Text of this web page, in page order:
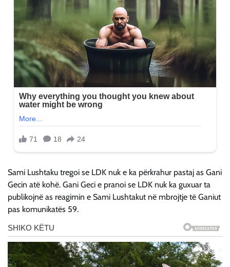
Sami Lushtaku tregoi se LDK nuk e ka përkrahur pastaj as Gani
Gecin atë kohë. Gani Geci e pranoi se LDK nuk ka guxuar ta
publikojnë as reagimin e Sami Lushtakut në mbrojtje të Ganiut
pas komunikatës 59.